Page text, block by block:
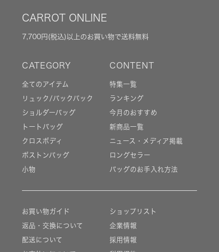
CARROT ONLINE
7,700円(税込)以上のお買い物で送料無料
全てのアイテム
リュック/バックパック
ショルダーバッグ
トートバッグ
クロスボディ
ボストンバッグ
小物
特集一覧
ランキング
今月のおすすめ
新商品一覧
ニュース・メディア掲載
ロングセラー
バッグのお手入れ方法
お買い物ガイド
返品・交換について
配送について
ショップリスト
企業情報
採用情報